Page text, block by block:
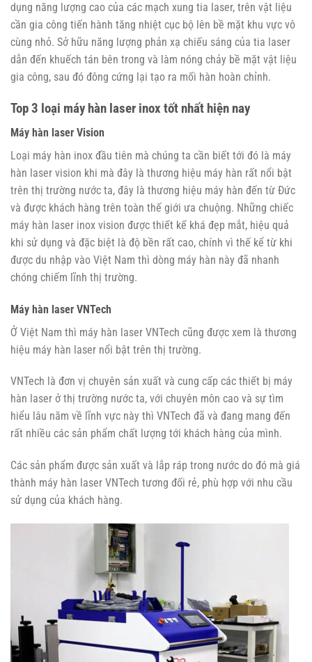
dụng năng lượng cao của các mạch xung tia laser, trên vật liệu
cần gia công tiến hành tăng nhiệt cục bộ lên bề mặt khu vực vô
cùng nhỏ. Sở hữu năng lượng phản xạ chiếu sáng của tia laser
dẫn đến khuếch tán bên trong và làm nóng chảy bề mặt vật liệu
gia công, sau đó đông cứng lại tạo ra mối hàn hoàn chỉnh.
Top 3 loại máy hàn laser inox tốt nhất hiện nay
Máy hàn laser Vision
Loại máy hàn inox đầu tiên mà chúng ta cần biết tới đó là máy
hàn laser vision khi mà đây là thương hiệu máy hàn rất nổi bật
trên thị trường nước ta, đây là thương hiệu máy hàn đến từ Đức
và được khách hàng trên toàn thế giới ưa chuộng. Những chiếc
máy hàn laser inox vision được thiết kế khá đẹp mắt, hiệu quả
khi sử dụng và đặc biệt là độ bền rất cao, chính vì thế kể từ khi
được du nhập vào Việt Nam thì dòng máy hàn này đã nhanh
chóng chiếm lĩnh thị trường.
Máy hàn laser VNTech
Ở Việt Nam thì máy hàn laser VNTech cũng được xem là thương
hiệu máy hàn laser nổi bật trên thị trường.
VNTech là đơn vị chuyên sản xuất và cung cấp các thiết bị máy
hàn laser ở thị trường nước ta, với chuyên môn cao và sự tìm
hiểu lâu năm về lĩnh vực này thì VNTech đã và đang mang đến
rất nhiều các sản phẩm chất lượng tới khách hàng của mình.
Các sản phẩm được sản xuất và lắp ráp trong nước do đó mà giá
thành máy hàn laser VNTech tương đối rẻ, phù hợp với nhu cầu
sử dụng của khách hàng.